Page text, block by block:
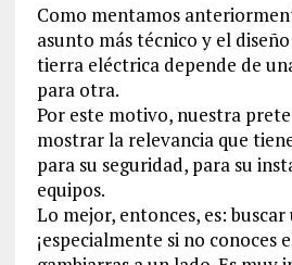
Como mentamos
asunto más técnico y el
tierra eléctrica depende de
para otra.
Por este motivo, nuestra
mostrar la relevancia que
para su seguridad, para su
equipos.
Lo mejor, entonces, es:
¡especialmente si no conoces